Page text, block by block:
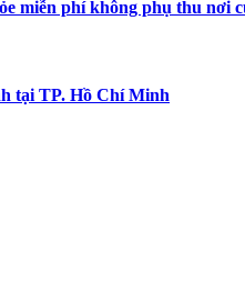
miễn phí không phụ thu nơi
tại TP. Hồ Chí Minh